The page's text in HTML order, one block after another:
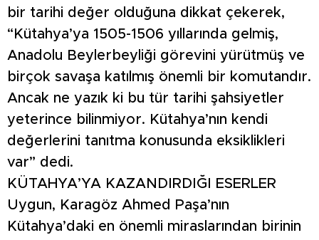
bir tarihi değer olduğuna dikkat çekerek,
“Kütahya’ya 1505-1506 yıllarında gelmiş,
Anadolu Beylerbeyliği görevini yürütmüş ve
birçok savaşa katılmış önemli bir komutandır.
Ancak ne yazık ki bu tür tarihi şahsiyetler
yeterince bilinmiyor. Kütahya’nın kendi
değerlerini tanıtma konusunda eksiklikleri
var” dedi.
KÜTAHYA’YA KAZANDIRDIĞI ESERLER
Uygun, Karagöz Ahmed Paşa’nın
Kütahya’daki en önemli miraslarından birinin